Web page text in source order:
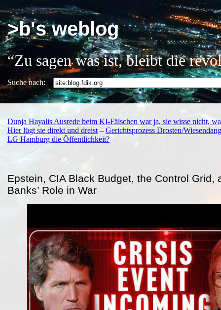
>b's weblog
“Zu sagen was ist, bleibt die
Suche nach:
Dunja Hayalis Ausrede beim KI-Fälschen war ja, sie wisse nicht,
Hier lügt sie direkt und dreist –Gerichtsprozess Drosten/
LG Hamburg die Öffentlichkeit?
Epstein, CIA Black Budget, the Control Grid,
Banks’ Role in War